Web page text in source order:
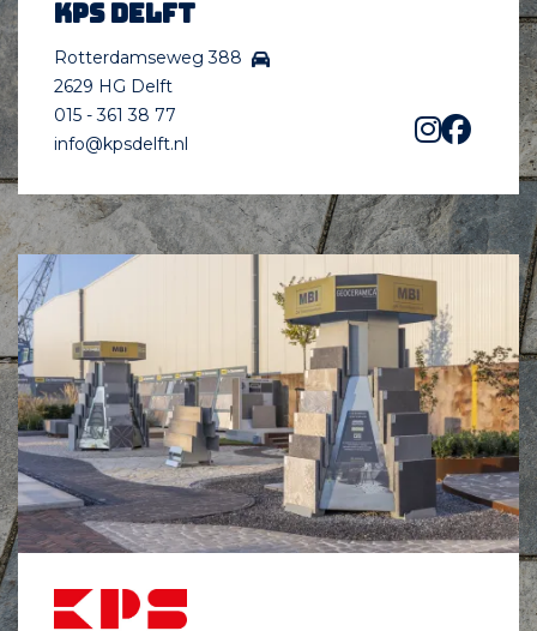
KPS Delft
Rotterdamseweg 388
2629 HG Delft
015 - 361 38 77
info@kpsdelft.nl